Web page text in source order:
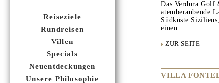
Reiseziele
Rundreisen
Villen
Specials
Neuentdeckungen
Unsere Philosophie
Das Verdura Golf
atemberaubende
Südküste
einen...
ZUR SEITE
VILLA